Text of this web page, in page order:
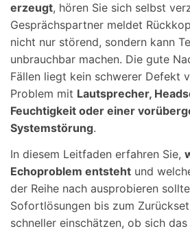
erzeugt, hören Sie sich selbst
Gesprächspartner meldet
nicht nur störend, sondern kann
unbrauchbar machen. Die gute
Fällen liegt kein schwerer Defekt
Problem mit Lautsprecher,
Feuchtigkeit oder einer
Systemstörung.
In diesem Leitfaden erfahren Sie,
Echoproblem entsteht und
der Reihe nach ausprobieren
Sofortlösungen bis zum
schneller einschätzen, ob sich